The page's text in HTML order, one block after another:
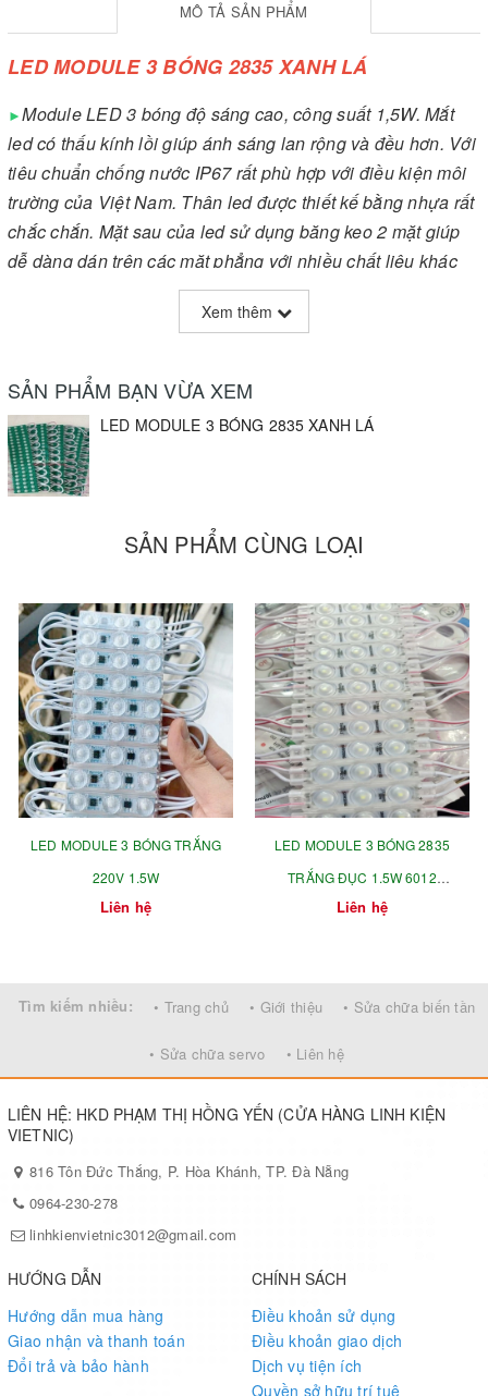
MÔ TẢ SẢN PHẨM
LED MODULE 3 BÓNG 2835 XANH LÁ
►Module LED 3 bóng độ sáng cao, công suất 1,5W. Mắt
led có thấu kính lồi giúp ánh sáng lan rộng và đều hơn. Với
tiêu chuẩn chống nước IP67 rất phù hợp với điều kiện môi
trường của Việt Nam. Thân led được thiết kế bằng nhựa rất
chắc chắn. Mặt sau của led sử dụng băng keo 2 mặt giúp
dễ dàng dán trên các mặt phẳng với nhiều chất liệu khác
nhau hoặc sử dụng lỗ ɸ3 dễ dàng cố định bằng vít, một
thảm 20 module được mắc song song với nhau rất dễ dàng
làm bảng hiệu quảng cáo tin dùng để thi công bảng quảng
cáo chữ hắt âm Mica, Bảng LED chữ nổi, LED viền sáng
trang trí tòa nhà. Ngoài ra còn được dùng để trang trí hắt
chân tường cho các showroom, quán bar, quán cà phê,
karaoke để chạy các hiệu ứng ánh sáng hoặc thắp sáng
Thông số kỹ thuật :
►Màu sắc : Xanh Lá
►Kích thước : 60x11mm
►
►Công suất : 1.5W/Module
Điện áp sử dụng : Nguồn 12v
Xem thêm
SẢN PHẨM BẠN VỪA XEM
LED MODULE 3 BÓNG 2835 XANH LÁ
SẢN PHẨM CÙNG LOẠI
LED MODULE 3 BÓNG TRẮNG
220V 1.5W
Liên hệ
LED MODULE 3 BÓNG 2835
TRẮNG ĐỤC 1.5W 6012
SAMSUNG
Liên hệ
Tìm kiếm nhiều: • Trang chủ • Giới thiệu • Sửa chữa biến tần
• Sửa chữa servo • Liên hệ
LIÊN HỆ: HKD PHẠM THỊ HỒNG YẾN (CỬA HÀNG LINH KIỆN
VIETNIC)
816 Tôn Đức Thắng, P. Hòa Khánh, TP. Đà Nẵng
0964-230-278
linhkienvietnic3012@gmail.com
HƯỚNG DẪN
Hướng dẫn mua hàng
Giao nhận và thanh toán
Đổi trả và bảo hành
CHÍNH SÁCH
Điều khoản sử dụng
Điều khoản giao dịch
Dịch vụ tiện ích
Quyền sở hữu trí tuệ